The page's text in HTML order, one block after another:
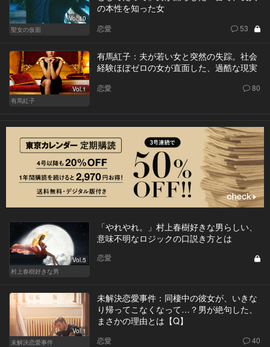
Vol.10
聖女の仮面
の本性を知った女
恋愛 53
Vol.1
有馬紅子
有馬紅子：夫が若い女と突然の失踪。社会
経験ほぼゼロの女が直面した、過酷な現実
恋愛 80
Vol.5
村上春樹好きな男
「やれやれ。」村上春樹好きな男らしい、
意味不明なロジックの口説き方とは
恋愛
Vol.1
未解決恋愛事件
未解決恋愛事件：同棲中の彼女が、いきな
り帰ってこなくなって…？男が絶句した、
まさかの理由とは【Q】
恋愛 40